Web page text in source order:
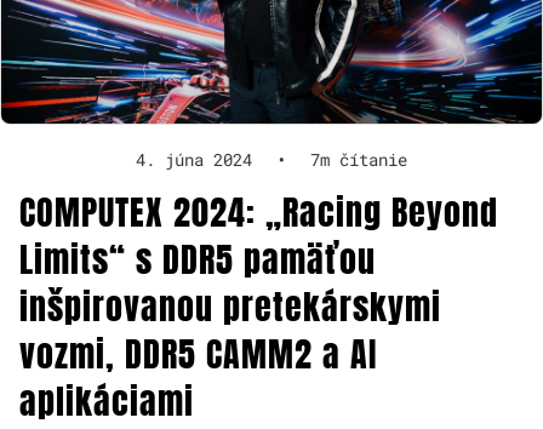
4. júna 2024 • 7m čítanie
COMPUTEX 2024: „Racing Beyond
Limits“ s DDR5 pamäťou
inšpirovanou pretekárskymi
vozmi, DDR5 CAMM2 a AI
aplikáciami